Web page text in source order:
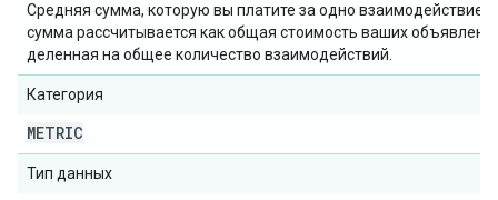
Средняя сумма, которую вы платите за одно взаимодействие.
сумма рассчитывается как общая стоимость ваших
деленная на общее количество взаимодействий.
Категория
METRIC
Тип данных